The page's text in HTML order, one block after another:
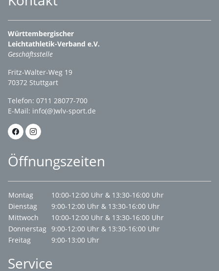
Württembergischer
Leichtathletik-Verband e.V.
Geschäftsstelle
Fritz-Walter-Weg 19
70372 Stuttgart
Telefon: 0711 28077-700
E-Mail: info(@)wlv-sport.de
Öffnungszeiten
Montag
10:00-12:00 Uhr & 13:30-16:00 Uhr
Dienstag
9:00-12:00 Uhr & 13:30-16:00 Uhr
Mittwoch
10:00-12:00 Uhr & 13:30-16:00 Uhr
Donnerstag 9:00-12:00 Uhr & 13:30-16:00 Uhr
Freitag
9:00-13:00 Uhr
Service